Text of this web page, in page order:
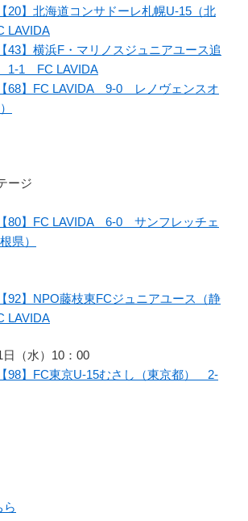
20】北海道コンサドーレ札幌U-15（北
43】横浜F・マリノスジュニアユース追
1-1 FC LAVIDA
68】FC LAVIDA 9-0 レノヴェンスオ
ージ
80】FC LAVIDA 6-0 サンフレッチェ
県）
92】NPO藤枝東FCジュニアユース（静
（水）10：00
98】FC東京U-15むさし（東京都） 2-
ら